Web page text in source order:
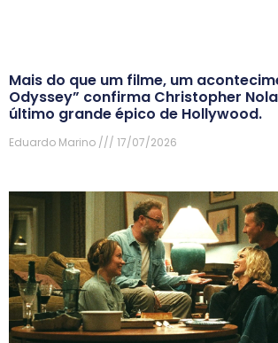
Mais do que um filme, um
Odyssey” confirma Christopher
último grande épico de Hollywood.
Eduardo Marino 17/07/2026